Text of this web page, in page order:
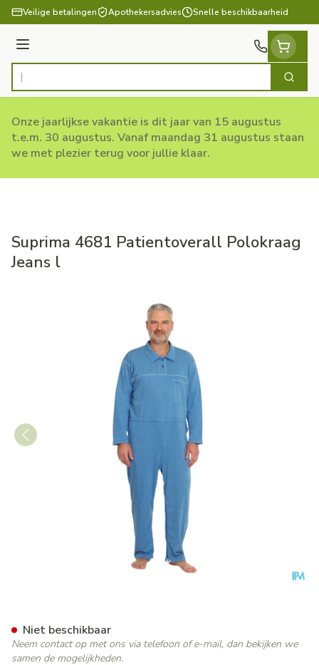
Ga naar de inhoud
Veilige betalingen Apothekersadvies Snelle beschikbaarheid
Menu
Product, merk, categorie... Zoek
Onze jaarlijkse vakantie is dit jaar van 15 augustus
t.e.m. 30 augustus. Vanaf maandag 31 augustus staan
we met plezier terug voor jullie klaar.
Suprima 4681 Patientoverall Polokraag
Jeans l
Niet beschikbaar
Neem contact op met ons via telefoon of e-mail, dan bekijken we
samen de mogelijkheden.